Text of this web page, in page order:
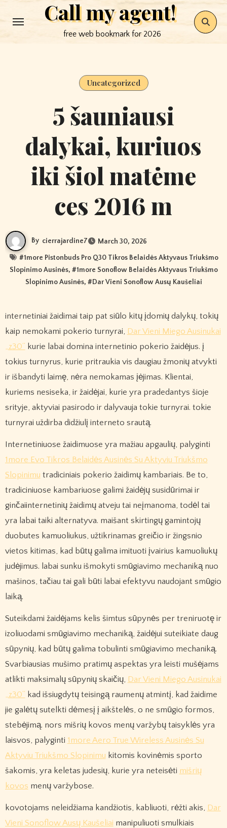
to
Call my agent!
free web bookmark for 2026
Uncategorized
5 šauniausi
dalykai, kuriuos
iki šiol matėme
ces 2016 m
By cierrajardine7 March 30, 2026
#1more Pistonbuds Pro Q30 Tikros Belaidės Aktyvaus Triukšmo
Slopinimo Ausinės, #1more Sonoflow Belaidės Aktyvaus Triukšmo
Slopinimo Ausinės, #Dar Vieni Sonoflow Ausų Kaušeliai
internetiniai žaidimai taip pat siūlo kitų įdomių dalykų, tokių
kaip nemokami pokerio turnyrai, Dar Vieni Miego Ausinukai
„z30“ kurie labai domina internetinio pokerio žaidėjus. į
tokius turnyrus, kurie pritraukia vis daugiau žmonių atvykti
ir išbandyti laimę, nėra nemokamas įėjimas. Klientai,
kuriems nesiseka, ir žaidėjai, kurie yra pradedantys šioje
srityje, aktyviai pasirodo ir dalyvauja tokie turnyrai. tokie
turnyrai uždirba didžiulį interneto srautą.
Internetiniuose žaidimuose yra mažiau apgaulių, palyginti
1more Evo Tikros Belaidės Ausinės Su Aktyviu Triukšmo
Slopinimu tradiciniais pokerio žaidimų kambariais. Be to,
tradiciniuose kambariuose galimi žaidėjų susidūrimai ir
ginčaiinternetinių žaidimų atveju tai neįmanoma, todėl tai
yra labai taiki alternatyva. maišant skirtingų gamintojų
duobutes kamuoliukus, užtikrinamas greičio ir žingsnio
vietos kitimas, kad būtų galima imituoti įvairius kamuoliukų
judėjimus. labai sunku išmokyti smūgiavimo mechaniką nuo
mašinos, tačiau tai gali būti labai efektyvu naudojant smūgio
laiką.
Suteikdami žaidėjams kelis šimtus sūpynės per treniruotę ir
izoliuodami smūgiavimo mechaniką, žaidėjui suteikiate daug
sūpynių, kad būtų galima tobulinti smūgiavimo mechaniką.
Svarbiausias mušimo pratimų aspektas yra leisti mušėjams
atlikti maksimalų sūpynių skaičių, Dar Vieni Miego Ausinukai
„z30“ kad išsiugdytų teisingą raumenų atmintį, kad žaidime
jie galėtų sutelkti dėmesį į aikštelės, o ne smūgio formos,
stebėjimą. nors mišrių kovos menų varžybų taisyklės yra
laisvos, palyginti 1more Aero True Wireless Ausinės Su
Aktyviu Triukšmo Slopinimu kitomis kovinėmis sporto
šakomis, yra keletas judesių, kurie yra neteisėti mišrių
kovos menų varžybose.
kovotojams neleidžiama kandžiotis, kabliuoti, rėžti akis, Dar
Vieni Sonoflow Ausų Kaušeliai manipuliuoti smulkiais